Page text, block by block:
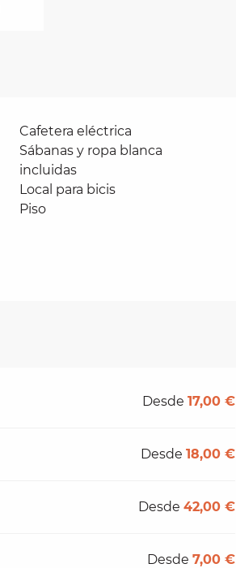
Cafetera eléctrica
Sábanas y ropa blanca
incluidas
Local para bicis
Piso
Desde17,00 €
Desde18,00 €
Desde42,00 €
Desde7,00 €